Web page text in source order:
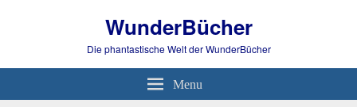
WunderBücher
Die phantastische Welt der WunderBücher
Menu